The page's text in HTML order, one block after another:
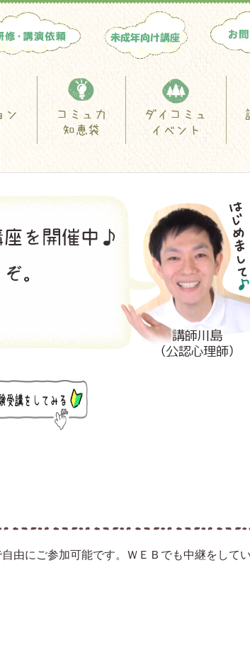
ン
コミュ力
知恵袋
ダイコミュ
イベント
由にご参加可能です。ＷＥＢでも中継をして